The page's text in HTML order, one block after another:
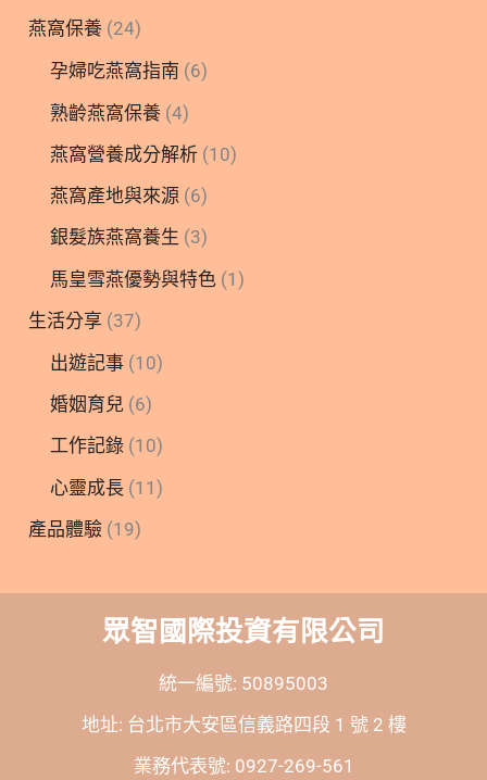
燕窩保養 (24)
孕婦吃燕窩指南 (6)
熟齡燕窩保養 (4)
燕窩營養成分解析 (10)
燕窩產地與來源 (6)
銀髮族燕窩養生 (3)
馬皇雪燕優勢與特色 (1)
生活分享 (37)
出遊記事 (10)
婚姻育兒 (6)
工作記錄 (10)
心靈成長 (11)
產品體驗 (19)
眾智國際投資有限公司
統一編號: 50895003
地址: 台北市大安區信義路四段 1 號 2 樓
業務代表號: 0927-269-561